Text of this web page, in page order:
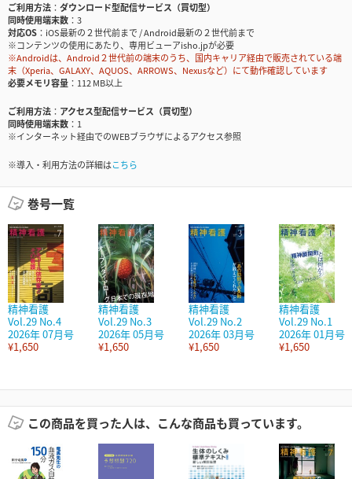
ご利用方法
ダウンロード型配信サービス（買切型）
同時使用端末数
3
対応OS
iOS最新の２世代前まで / Android最新の２世代前まで
※コンテンツの使用にあたり、専用ビューアisho.jpが必要
※Androidは、Android２世代前の端末のうち、国内キャリア経由で販売されている端
末（Xperia、GALAXY、AQUOS、ARROWS、Nexusなど）にて動作確認しています
必要メモリ容量
112 MB以上
ご利用方法
アクセス型配信サービス（買切型）
同時使用端末数
1
※インターネット経由でのWEBブラウザによるアクセス参照
※導入・利用方法の詳細はこちら
巻号一覧
精神看護
Vol.29 No.4
2026年 07月号
¥1,650
精神看護
Vol.29 No.3
2026年 05月号
¥1,650
精神看護
Vol.29 No.2
2026年 03月号
¥1,650
精神看護
Vol.29 No.1
2026年 01月号
¥1,650
この商品を買った人は、こんな商品も買っています。